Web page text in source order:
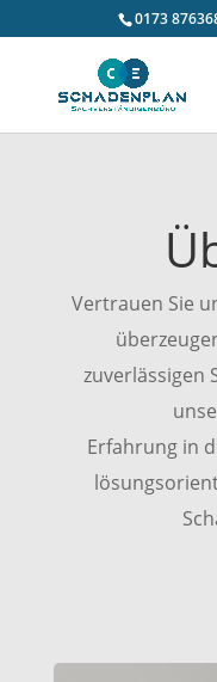
0173
Vertrauen Sie
zuverlässigen
Erfahrung in